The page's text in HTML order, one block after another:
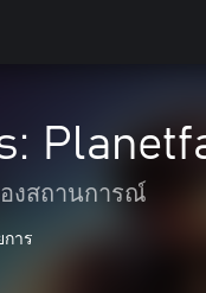
องสถานการณ์
การ